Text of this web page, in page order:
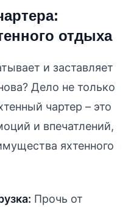
отдыха
и заставляет
Дело не только
чартер – это
и впечатлений,
яхтенного
Прочь от